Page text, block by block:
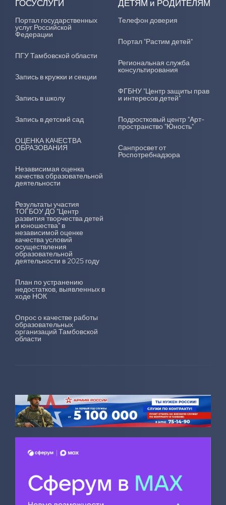
ГОСУСЛУГИ
Портал государственных
услуг Российской
Федерации
ПГУ Тамбовской области
Запись в кружки и секции
Запись в школу
Запись в детский сад
ОЦЕНКА КАЧЕСТВА
ОБРАЗОВАНИЯ
Независимая оценка
качества образовательной
деятельности
Результаты участия
ТОГБОУ ДО "Центр
развития творчества детей
и юношества" в
независимой оценке
качества условий
осуществления
образовательной
деятельности в 2025 году
План по устранению
недостатков, выявленных в
ходе НОК
Опрос о качестве работы
образовательных
организаций Тамбовской
области
ДЕТЯМ и РОДИТЕЛЯМ
Телефон доверия
Портал "Растим детей"
Региональная служба
консультирования
ФГБНУ "Центр защиты прав
и интересов детей"
Подростковый центр "Арт-
пространство "Юность"
Санпросвет от
Роспотребнадзора